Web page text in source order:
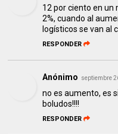
12 por ciento en un
2%, cuando al
logísticos se van al
RESPONDER
Anónimo septiembre
no es aumento, es
boludos!!!!
RESPONDER